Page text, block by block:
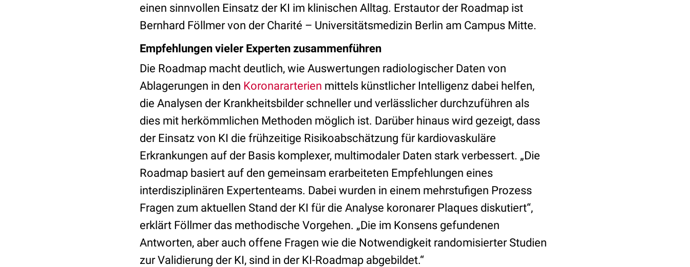
einen sinnvollen Einsatz der KI im klinischen Alltag. Erstautor der Roadmap ist
Bernhard Föllmer von der Charité – Universitätsmedizin Berlin am Campus Mitte.
Empfehlungen vieler Experten zusammenführen
Die Roadmap macht deutlich, wie Auswertungen radiologischer Daten von
Ablagerungen in den Koronararterien mittels künstlicher Intelligenz dabei helfen,
die Analysen der Krankheitsbilder schneller und verlässlicher durchzuführen als
dies mit herkömmlichen Methoden möglich ist. Darüber hinaus wird gezeigt, dass
der Einsatz von KI die frühzeitige Risikoabschätzung für kardiovaskuläre
Erkrankungen auf der Basis komplexer, multimodaler Daten stark verbessert. „Die
Roadmap basiert auf den gemeinsam erarbeiteten Empfehlungen eines
interdisziplinären Expertenteams. Dabei wurden in einem mehrstufigen Prozess
Fragen zum aktuellen Stand der KI für die Analyse koronarer Plaques diskutiert“,
erklärt Föllmer das methodische Vorgehen. „Die im Konsens gefundenen
Antworten, aber auch offene Fragen wie die Notwendigkeit randomisierter Studien
zur Validierung der KI, sind in der KI-Roadmap abgebildet.“